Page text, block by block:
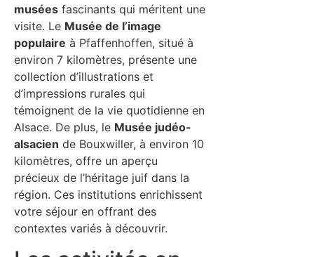
musées fascinants qui méritent une
visite. Le Musée de l’image
populaire à Pfaffenhoffen, situé à
environ 7 kilomètres, présente une
collection d’illustrations et
d’impressions rurales qui
témoignent de la vie quotidienne en
Alsace. De plus, le Musée judéo-
alsacien de Bouxwiller, à environ 10
kilomètres, offre un aperçu
précieux de l’héritage juif dans la
région. Ces institutions enrichissent
votre séjour en offrant des
contextes variés à découvrir.